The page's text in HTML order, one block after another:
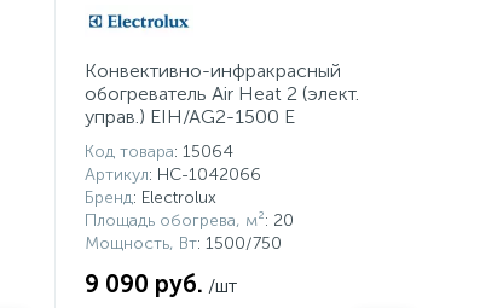
Конвективно-инфракрасный
обогреватель Air Heat 2 (элект.
управ.) EIH/AG2-1500 E
Код товара: 15064
Артикул: НС-1042066
Бренд: Electrolux
Площадь обогрева, м²: 20
Мощность, Вт: 1500/750
9 090 руб. /шт